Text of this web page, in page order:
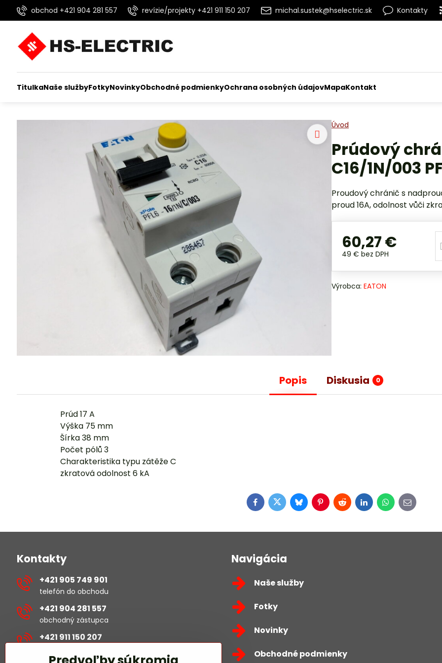
obchod +421 904 281 557 revízie/projekty +421 911 150 207 michal.sustek@hselectric.sk Kontakty
TitulkaNaše službyFotkyNovinkyObchodné podmienkyOchrana osobných údajovMapaKontakt
Úvod
Prúdový
C16/1N/003
Proudový chránič s
proud 16A, odolnost vůči
60,27 €
49 € bez DPH
Výrobca: EATON
Popis Diskusia 0
Prúd 17 A
Výška 75 mm
Šírka 38 mm
Počet pólů 3
Charakteristika typu zátěže C
zkratová odolnost 6 kA
Facebook
TwitterBlueskyPinterest
RedditLinkedInWhatsApp
E-
mail
Kontakty
+421 905 749 901
telefón do obchodu
+421 904 281 557
obchodný zástupca
+421 911 150 207
Navigácia
Naše služby
Fotky
Novinky
Obchodné podmienky